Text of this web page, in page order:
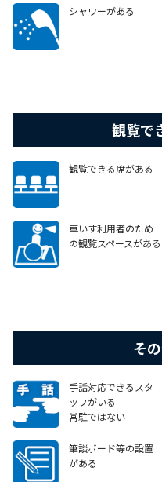
シャワーがある
観覧で
観覧できる席がある
車いす利用者のため
の観覧スペースがある
そ
手話対応できるスタ
ッフがいる
常駐ではない
筆談ボード等の設置
がある